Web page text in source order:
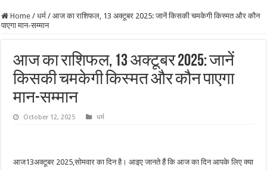
Home / धर्म / आज का राशिफल, 13 अक्टूबर 2025: जानें किसकी चमकेगी किस्मत और कौन
पाएगा मान-सम्मान
आज का राशिफल, 13 अक्टूबर 2025: जानें
किसकी चमकेगी किस्मत और कौन पाएगा
मान-सम्मान
October 12, 2025 धर्म
आज13अक्टूबर 2025,सोमवार का दिन है। आइए जानते हैं कि आज का दिन आपके लिए क्या